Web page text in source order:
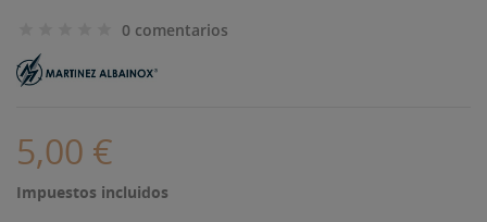
0 comentarios
5,00 €
Impuestos incluidos